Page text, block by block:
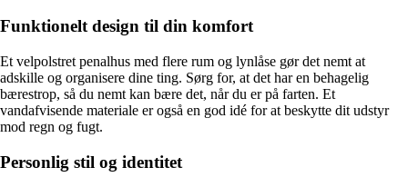
Funktionelt design til din komfort
Et velpolstret penalhus med flere rum og lynlåse gør det nemt at
adskille og organisere dine ting. Sørg for, at det har en behagelig
bærestrop, så du nemt kan bære det, når du er på farten. Et
vandafvisende materiale er også en god idé for at beskytte dit udstyr
mod regn og fugt.
Personlig stil og identitet